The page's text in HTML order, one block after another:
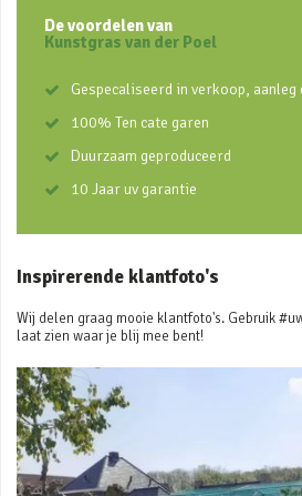
De voordelen van
Kunstgras van der Poel
Gespecaliseerd in verkoop, aanleg
100% Ten cate garen
Duurzaam geproduceerd
10 Jaar uv garantie
Inspirerende klantfoto's
Wij delen graag mooie klantfoto's. Gebruik
laat zien waar je blij mee bent!